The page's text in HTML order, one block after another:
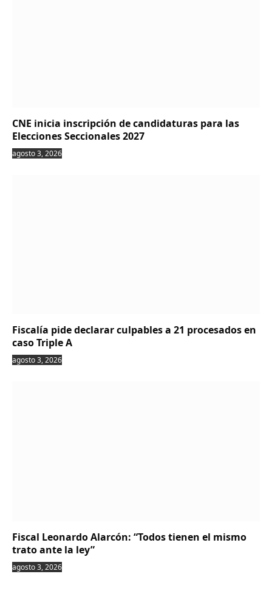
CNE inicia inscripción de candidaturas para las
Elecciones Seccionales 2027
agosto 3, 2026
Fiscalía pide declarar culpables a 21 procesados en
caso Triple A
agosto 3, 2026
Fiscal Leonardo Alarcón: “Todos tienen el mismo
trato ante la ley”
agosto 3, 2026